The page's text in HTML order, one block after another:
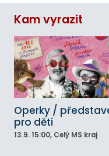
Kam vyrazit
Operky /
pro děti
13.9. 15:00, Celý MS kraj